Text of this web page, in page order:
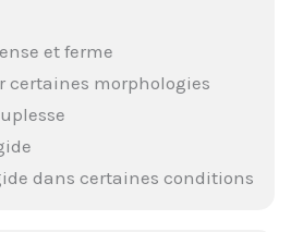
et ferme
certaines morphologies
dans certaines conditions